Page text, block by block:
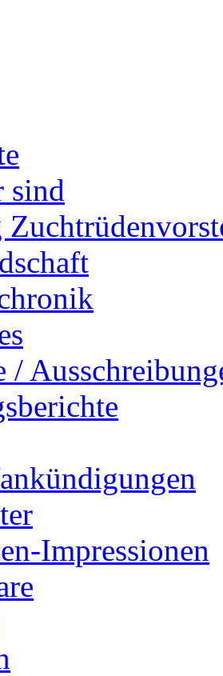
sind
/
Impressionen